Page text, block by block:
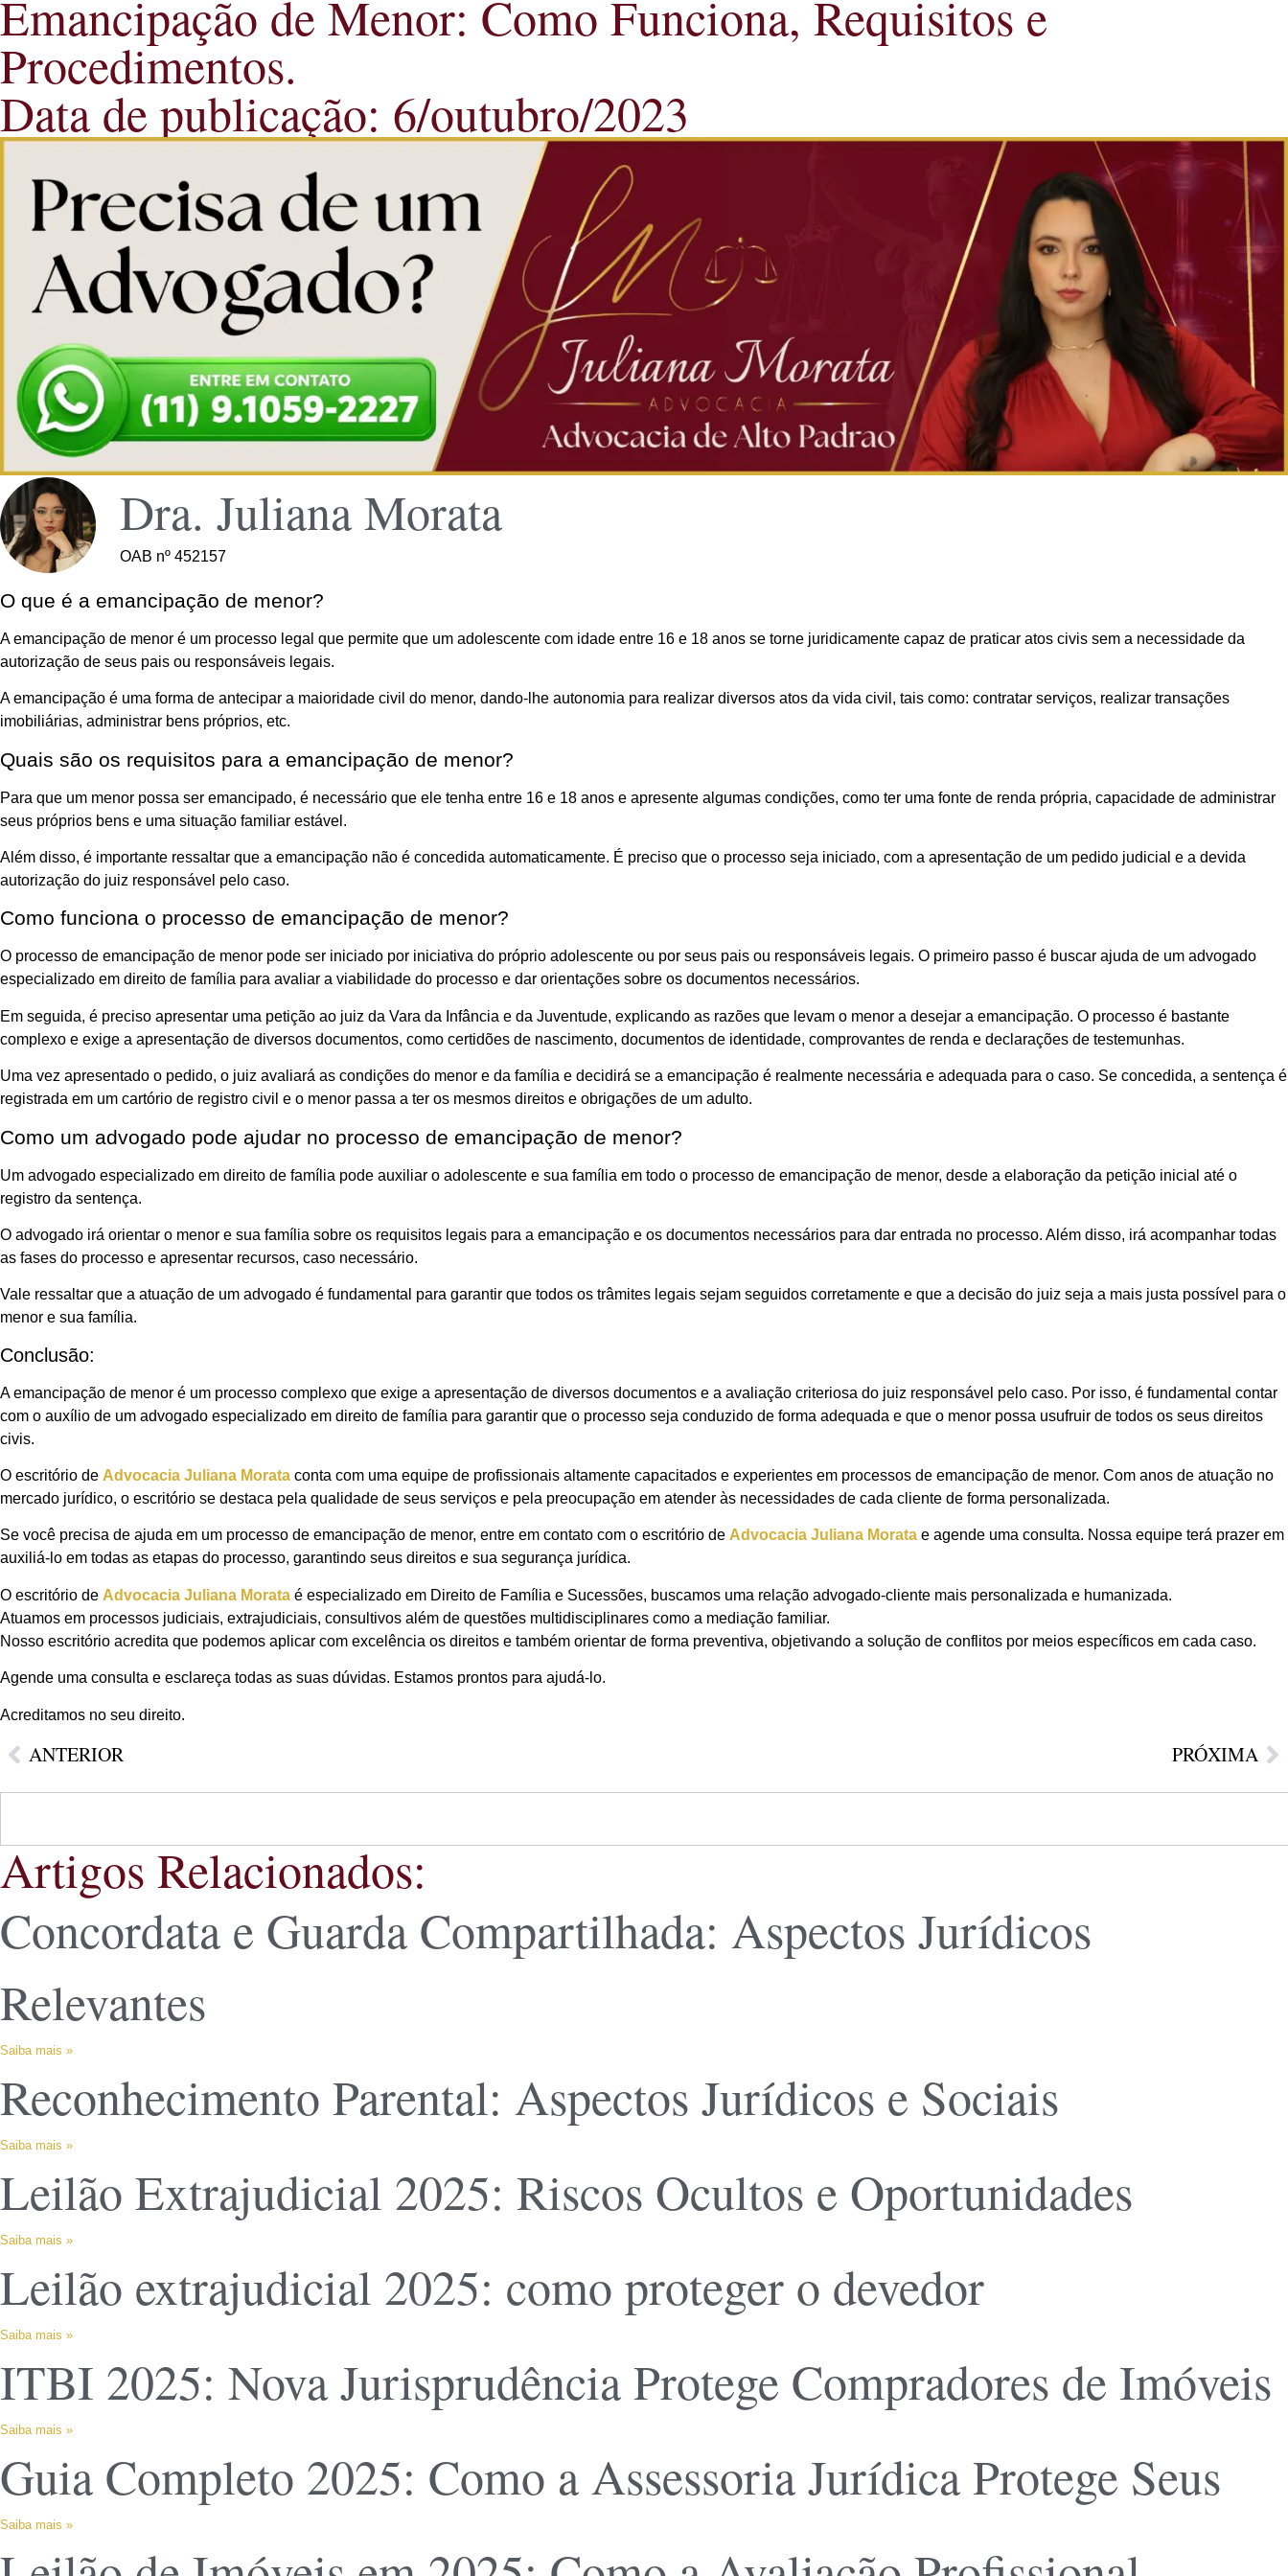
Emancipação de Menor: Como Funciona, Requisitos e
Procedimentos.
Data de publicação: 6/outubro/2023
Dra. Juliana Morata
OAB nº 452157
O que é a emancipação de menor?
A emancipação de menor é um processo legal que permite que um adolescente com idade entre 16 e 18 anos se torne juridicamente capaz de praticar atos civis sem a necessidade da
autorização de seus pais ou responsáveis legais.
A emancipação é uma forma de antecipar a maioridade civil do menor, dando-lhe autonomia para realizar diversos atos da vida civil, tais como: contratar serviços, realizar transações
imobiliárias, administrar bens próprios, etc.
Quais são os requisitos para a emancipação de menor?
Para que um menor possa ser emancipado, é necessário que ele tenha entre 16 e 18 anos e apresente algumas condições, como ter uma fonte de renda própria, capacidade de administrar
seus próprios bens e uma situação familiar estável.
Além disso, é importante ressaltar que a emancipação não é concedida automaticamente. É preciso que o processo seja iniciado, com a apresentação de um pedido judicial e a devida
autorização do juiz responsável pelo caso.
Como funciona o processo de emancipação de menor?
O processo de emancipação de menor pode ser iniciado por iniciativa do próprio adolescente ou por seus pais ou responsáveis legais. O primeiro passo é buscar ajuda de um advogado
especializado em direito de família para avaliar a viabilidade do processo e dar orientações sobre os documentos necessários.
Em seguida, é preciso apresentar uma petição ao juiz da Vara da Infância e da Juventude, explicando as razões que levam o menor a desejar a emancipação. O processo é bastante
complexo e exige a apresentação de diversos documentos, como certidões de nascimento, documentos de identidade, comprovantes de renda e declarações de testemunhas.
Uma vez apresentado o pedido, o juiz avaliará as condições do menor e da família e decidirá se a emancipação é realmente necessária e adequada para o caso. Se concedida, a sentença é
registrada em um cartório de registro civil e o menor passa a ter os mesmos direitos e obrigações de um adulto.
Como um advogado pode ajudar no processo de emancipação de menor?
Um advogado especializado em direito de família pode auxiliar o adolescente e sua família em todo o processo de emancipação de menor, desde a elaboração da petição inicial até o
registro da sentença.
O advogado irá orientar o menor e sua família sobre os requisitos legais para a emancipação e os documentos necessários para dar entrada no processo. Além disso, irá acompanhar todas
as fases do processo e apresentar recursos, caso necessário.
Vale ressaltar que a atuação de um advogado é fundamental para garantir que todos os trâmites legais sejam seguidos corretamente e que a decisão do juiz seja a mais justa possível para o
menor e sua família.
Conclusão:
A emancipação de menor é um processo complexo que exige a apresentação de diversos documentos e a avaliação criteriosa do juiz responsável pelo caso. Por isso, é fundamental contar
com o auxílio de um advogado especializado em direito de família para garantir que o processo seja conduzido de forma adequada e que o menor possa usufruir de todos os seus direitos
civis.
O escritório de Advocacia Juliana Morata conta com uma equipe de profissionais altamente capacitados e experientes em processos de emancipação de menor. Com anos de atuação no
mercado jurídico, o escritório se destaca pela qualidade de seus serviços e pela preocupação em atender às necessidades de cada cliente de forma personalizada.
Se você precisa de ajuda em um processo de emancipação de menor, entre em contato com o escritório de Advocacia Juliana Morata e agende uma consulta. Nossa equipe terá prazer em
auxiliá-lo em todas as etapas do processo, garantindo seus direitos e sua segurança jurídica.
O escritório de Advocacia Juliana Morata é especializado em Direito de Família e Sucessões, buscamos uma relação advogado-cliente mais personalizada e humanizada.
Atuamos em processos judiciais, extrajudiciais, consultivos além de questões multidisciplinares como a mediação familiar.
Nosso escritório acredita que podemos aplicar com excelência os direitos e também orientar de forma preventiva, objetivando a solução de conflitos por meios específicos em cada caso.
Agende uma consulta e esclareça todas as suas dúvidas. Estamos prontos para ajudá-lo.
Acreditamos no seu direito.
ANTERIOR PRÓXIMA
Artigos Relacionados:
Concordata e Guarda Compartilhada: Aspectos Jurídicos
Relevantes
Saiba mais »
Reconhecimento Parental: Aspectos Jurídicos e Sociais
Saiba mais »
Leilão Extrajudicial 2025: Riscos Ocultos e Oportunidades
Saiba mais »
Leilão extrajudicial 2025: como proteger o devedor
Saiba mais »
ITBI 2025: Nova Jurisprudência Protege Compradores de Imóveis
Saiba mais »
Guia Completo 2025: Como a Assessoria Jurídica Protege Seus
Saiba mais »